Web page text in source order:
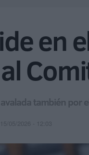
en
también por
15/05/2026 - 12:03